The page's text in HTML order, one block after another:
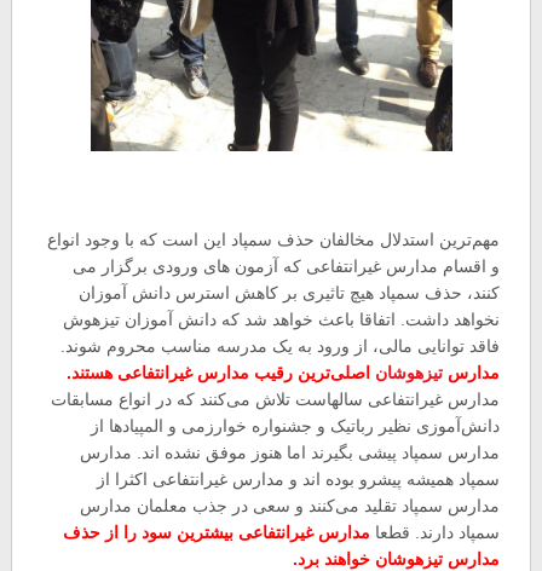
مهم‌ترین استدلال مخالفان حذف سمپاد این است که با وجود انواع
و اقسام مدارس غیرانتفاعی که آزمون های ورودی برگزار می
کنند، حذف سمپاد هیچ تاثیری بر کاهش استرس دانش آموزان
نخواهد داشت. اتفاقا باعث خواهد شد که دانش آموزان تیزهوش
فاقد توانایی مالی، از ورود به یک مدرسه مناسب محروم شوند.
مدارس تیزهوشان اصلی‌ترین رقیب مدارس غیرانتفاعی هستند.
مدارس غیرانتفاعی سالهاست تلاش می‌کنند که در انواع مسابقات
دانش‌آموزی نظیر رباتیک و جشنواره خوارزمی و المپیادها از
مدارس سمپاد پیشی بگیرند اما هنوز موفق نشده اند. مدارس
سمپاد همیشه پیشرو بوده اند و مدارس غیرانتفاعی اکثرا از
مدارس سمپاد تقلید می‌کنند و سعی در جذب معلمان مدارس
سمپاد دارند. قطعا مدارس غیرانتفاعی بیشترین سود را از حذف
مدارس تیزهوشان خواهند برد.